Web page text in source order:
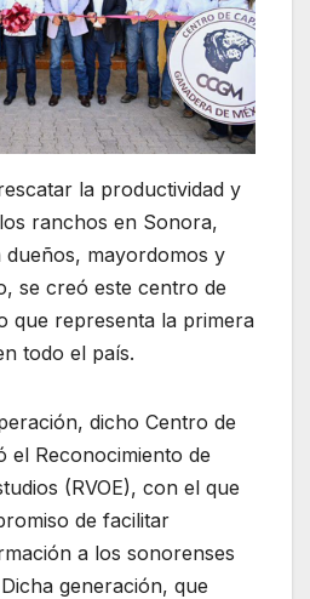
la productividad y
ranchos en Sonora,
dueños, mayordomos y
se creó este centro de
que representa la primera
todo el país.
dicho Centro de
el Reconocimiento de
(RVOE), con el que
de facilitar
a los sonorenses
generación, que